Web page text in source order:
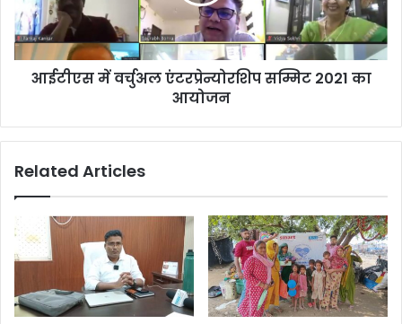
आईटीएस में वर्चुअल एंटरप्रेन्योरशिप सम्मिट 2021 का
आयोजन
Related Articles